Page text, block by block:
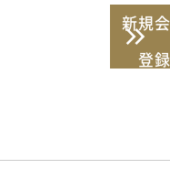
新規
登録